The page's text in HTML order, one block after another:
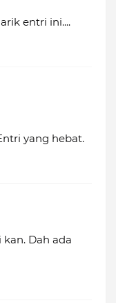
entri ini....
yang hebat.
Dah ada